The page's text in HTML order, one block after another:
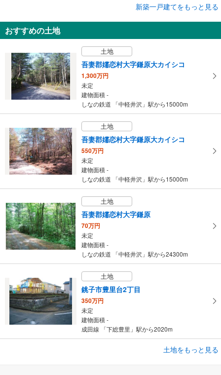
丹波市柏原町柏原
建物面積 122.82m
福知山線 「柏原」駅 徒歩8分
新築一戸建てをもっと見る
おすすめの土地
土地
吾妻郡嬬恋村大字鎌原大カイシコ
1,300万円
未定
建物面積 -
しなの鉄道 「中軽井沢」駅から15000m
土地
吾妻郡嬬恋村大字鎌原大カイシコ
550万円
未定
建物面積 -
しなの鉄道 「中軽井沢」駅から15000m
土地
吾妻郡嬬恋村大字鎌原
70万円
未定
建物面積 -
しなの鉄道 「中軽井沢」駅から24300m
土地
銚子市豊里台2丁目
350万円
未定
建物面積 -
成田線 「下総豊里」駅から2020m
土地をもっと見る